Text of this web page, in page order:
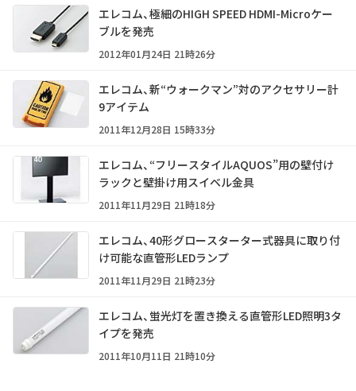
エレコム、極細のHIGH SPEED HDMI-Microケー
ブルを発売
2012年01月24日 21時26分
エレコム、新“ウォークマン”対のアクセサリー計
9アイテム
2011年12月28日 15時33分
エレコム、“フリースタイルAQUOS”用の壁付け
ラックと壁掛け用スイベル金具
2011年11月29日 21時18分
エレコム、40形グロースターター式器具に取り付
け可能な直管形LEDランプ
2011年11月29日 21時23分
エレコム、蛍光灯を置き換える直管形LED照明3タ
イプを発売
2011年10月11日 21時10分